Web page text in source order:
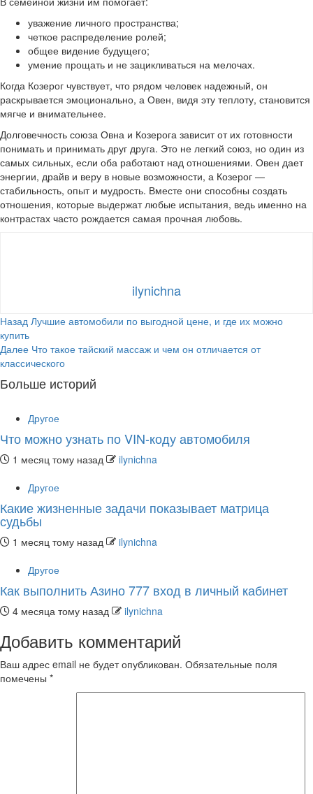
уважение личного пространства;
четкое распределение ролей;
общее видение будущего;
умение прощать и не зацикливаться на мелочах.
Когда Козерог чувствует, что рядом человек надежный, он
раскрывается эмоционально, а Овен, видя эту теплоту, становится
мягче и внимательнее.
Долговечность союза Овна и Козерога зависит от их готовности
понимать и принимать друг друга. Это не легкий союз, но один из
самых сильных, если оба работают над отношениями. Овен дает
энергии, драйв и веру в новые возможности, а Козерог —
стабильность, опыт и мудрость. Вместе они способны создать
отношения, которые выдержат любые испытания, ведь именно на
контрастах часто рождается самая прочная любовь.
ilynichna
Продолжить
чтение
Назад Лучшие автомобили по выгодной цене, и где их можно
купить
Далее Что такое тайский массаж и чем он отличается от
классического
Больше историй
Другое
Что можно узнать по VIN-коду автомобиля
1 месяц тому назад
ilynichna
Другое
Какие жизненные задачи показывает матрица
судьбы
1 месяц тому назад
ilynichna
Другое
Как выполнить Азино 777 вход в личный кабинет
4 месяца тому назад ilynichna
Добавить комментарий
Ваш адрес email не будет опубликован. Обязательные поля
помечены *